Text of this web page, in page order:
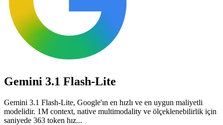
Gemini 3.1 Flash-Lite
Gemini 3.1 Flash-Lite, Google'ın en hızlı ve en uygun maliyetli
modelidir. 1M context, native multimodality ve ölçeklenebilirlik için
saniyede 363 token hız...